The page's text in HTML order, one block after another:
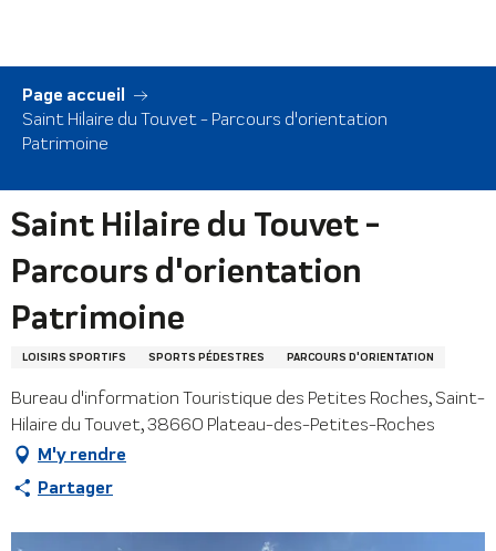
contenu
principal
Page accueil
Saint Hilaire du Touvet - Parcours d'orientation
Patrimoine
Saint Hilaire du Touvet -
Parcours d'orientation
Patrimoine
LOISIRS SPORTIFS SPORTS PÉDESTRES PARCOURS D'ORIENTATION
Bureau d'information Touristique des Petites Roches, Saint-
Hilaire du Touvet, 38660 Plateau-des-Petites-Roches
M'y rendre
Partager